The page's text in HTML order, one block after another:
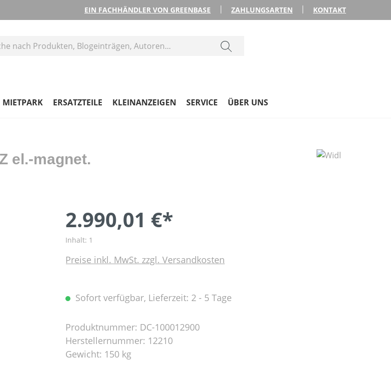
EIN FACHHÄNDLER VON GREENBASE ZAHLUNGSARTEN KONTAKT
MIETPARK ERSATZTEILE KLEINANZEIGEN SERVICE ÜBER UNS
el.-magnet.
2.990,01 €*
Inhalt: 1
Preise inkl. MwSt. zzgl. Versandkosten
Sofort verfügbar, Lieferzeit: 2 - 5 Tage
Produktnummer: DC-100012900
Herstellernummer: 12210
Gewicht: 150 kg